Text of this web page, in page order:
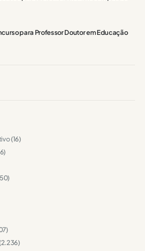
para Professor Doutor em Educação
(16)